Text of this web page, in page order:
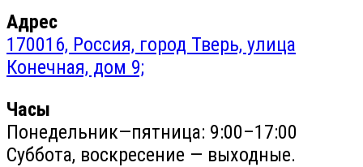
Адрес
170016, Россия, город Тверь, улица
Конечная, дом 9;
Часы
Понедельник—пятница: 9:00–17:00
Суббота, воскресение — выходные.